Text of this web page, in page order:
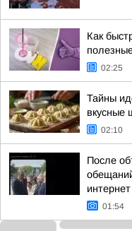
Как
02:25
Тайны
вкусные
02:10
После
01:54